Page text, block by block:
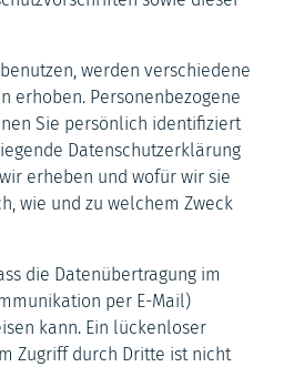
werden verschiedene
erhoben. Personenbezogene
Sie persönlich identifiziert
Datenschutzerklärung
erheben und wofür wir sie
wie und zu welchem Zweck
die Datenübertragung im
per E-Mail)
kann. Ein lückenloser
Zugriff durch Dritte ist nicht